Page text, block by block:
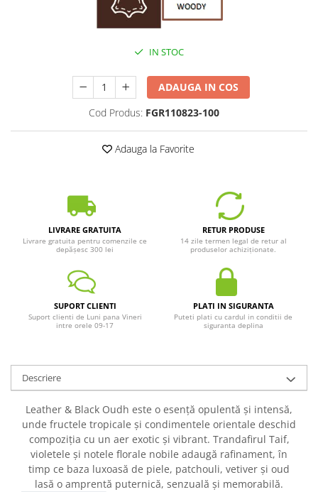
IN STOC
ADAUGA IN COS
Cod Produs: FGR110823-100
Adauga la Favorite
LIVRARE GRATUITA
Livrare gratuita pentru comenzile ce
depășesc 300 lei
RETUR PRODUSE
14 zile termen legal de retur al
produselor achiziționate.
SUPORT CLIENTI
Suport clienti de Luni pana Vineri
intre orele 09-17
PLATI IN SIGURANTA
Puteti plati cu cardul in conditii de
siguranta deplina
Descriere
Leather & Black Oudh este o esență opulentă și intensă,
unde fructele tropicale și condimentele orientale deschid
compoziția cu un aer exotic și vibrant. Trandafirul Taif,
violetele și notele florale nobile adaugă rafinament, în
timp ce baza luxoasă de piele, patchouli, vetiver și oud
lasă o amprentă puternică, senzuală și memorabilă.